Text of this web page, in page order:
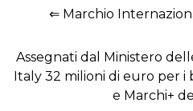
⇐ Marchio
Assegnati dal Ministero
Italy 32 milioni di euro per i
e Marchi+